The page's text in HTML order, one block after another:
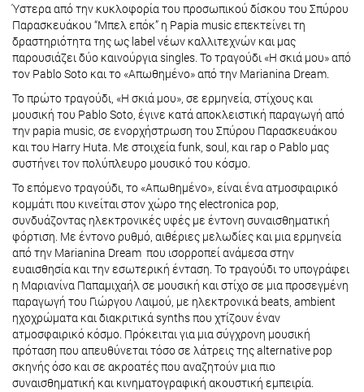
Ύστερα από την κυκλοφορία του προσωπικού δίσκου του Σπύρου
Παρασκευάκου “Μπελ επόκ” η Papia music επεκτείνει τη
δραστηριότητα της ως label νέων καλλιτεχνών και μας
παρουσιάζει δύο καινούργια singles. Το τραγούδι «Η σκιά μου» από
τον Pablo Soto και το «Απωθημένο» από την Marianina Dream.
Το πρώτο τραγούδι, «Η σκιά μου», σε ερμηνεία, στίχους και
μουσική του Pablo Soto, έγινε κατά αποκλειστική παραγωγή από
την papia music, σε ενορχήστρωση του Σπύρου Παρασκευάκου
και του Harry Huta. Με στοιχεία funk, soul, και rap o Pablo μας
συστήνει τον πολύπλευρο μουσικό του κόσμο.
Το επόμενο τραγούδι, το «Απωθημένο», είναι ένα ατμοσφαιρικό
κομμάτι που κινείται στον χώρο της electronica pop,
συνδυάζοντας ηλεκτρονικές υφές με έντονη συναισθηματική
φόρτιση. Με έντονο ρυθμό, αιθέριες μελωδίες και μια ερμηνεία
από την Marianina Dream που ισορροπεί ανάμεσα στην
ευαισθησία και την εσωτερική ένταση. Το τραγούδι το υπογράφει
η Μαριανίνα Παπαμιχαήλ σε μουσική και στίχο σε μια προσεγμένη
παραγωγή του Γιώργου Λαιμού, με ηλεκτρονικά beats, ambient
ηχοχρώματα και διακριτικά synths που χτίζουν έναν
ατμοσφαιρικό κόσμο. Πρόκειται για μια σύγχρονη μουσική
πρόταση που απευθύνεται τόσο σε λάτρεις της alternative pop
σκηνής όσο και σε ακροατές που αναζητούν μια πιο
συναισθηματική και κινηματογραφική ακουστική εμπειρία.